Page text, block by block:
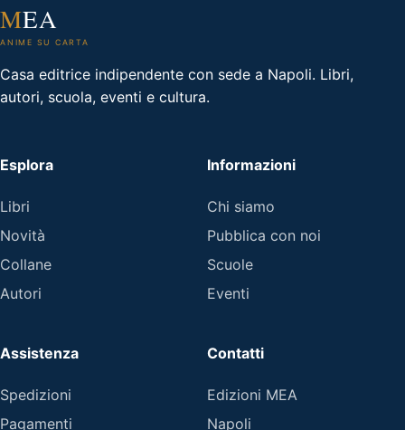
MEA
ANIME SU CARTA
Casa editrice indipendente con sede a Napoli. Libri,
autori, scuola, eventi e cultura.
Esplora
Libri
Novità
Collane
Autori
Informazioni
Chi siamo
Pubblica con noi
Scuole
Eventi
Assistenza
Spedizioni
Pagamenti
Contatti
Edizioni MEA
Napoli